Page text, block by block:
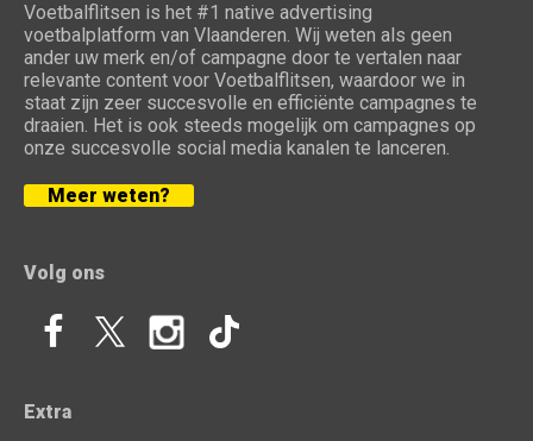
Voetbalflitsen is het #1 native advertising
voetbalplatform van Vlaanderen. Wij weten als geen
ander uw merk en/of campagne door te vertalen naar
relevante content voor Voetbalflitsen, waardoor we in
staat zijn zeer succesvolle en efficiënte campagnes te
draaien. Het is ook steeds mogelijk om campagnes op
onze succesvolle social media kanalen te lanceren.
Meer weten?
Volg ons
Extra